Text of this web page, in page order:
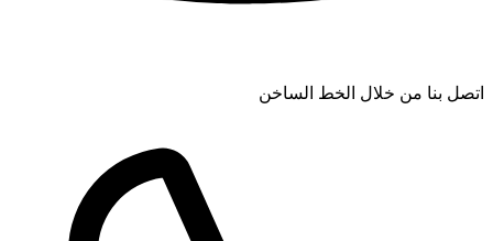
اتصل بنا من خلال الخط الساخن